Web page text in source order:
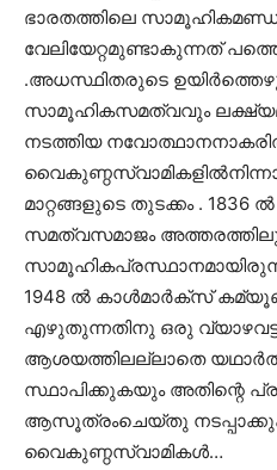
ഭാരതത്തിലെ
വേലിയേറ്റമുണ്ടാകുന്നത്
.അധസ്ഥിതരുടെ
സാമൂഹികസമത്വവും
നടത്തിയ
മാറ്റങ്ങളുടെ തുടക്കം . 1836
സമത്വസമാജം
1948 ല്‍ കാള്‍മാര്‍ക്സ്
എഴുതുന്നതിനു ഒരു
ആശയത്തിലല്ലാതെ
സ്ഥാപിക്കുകയും അതിന്റെ
ആസൂത്രംചെയ്തു
വൈകുണ്ഠസ്വാമികള്‍…